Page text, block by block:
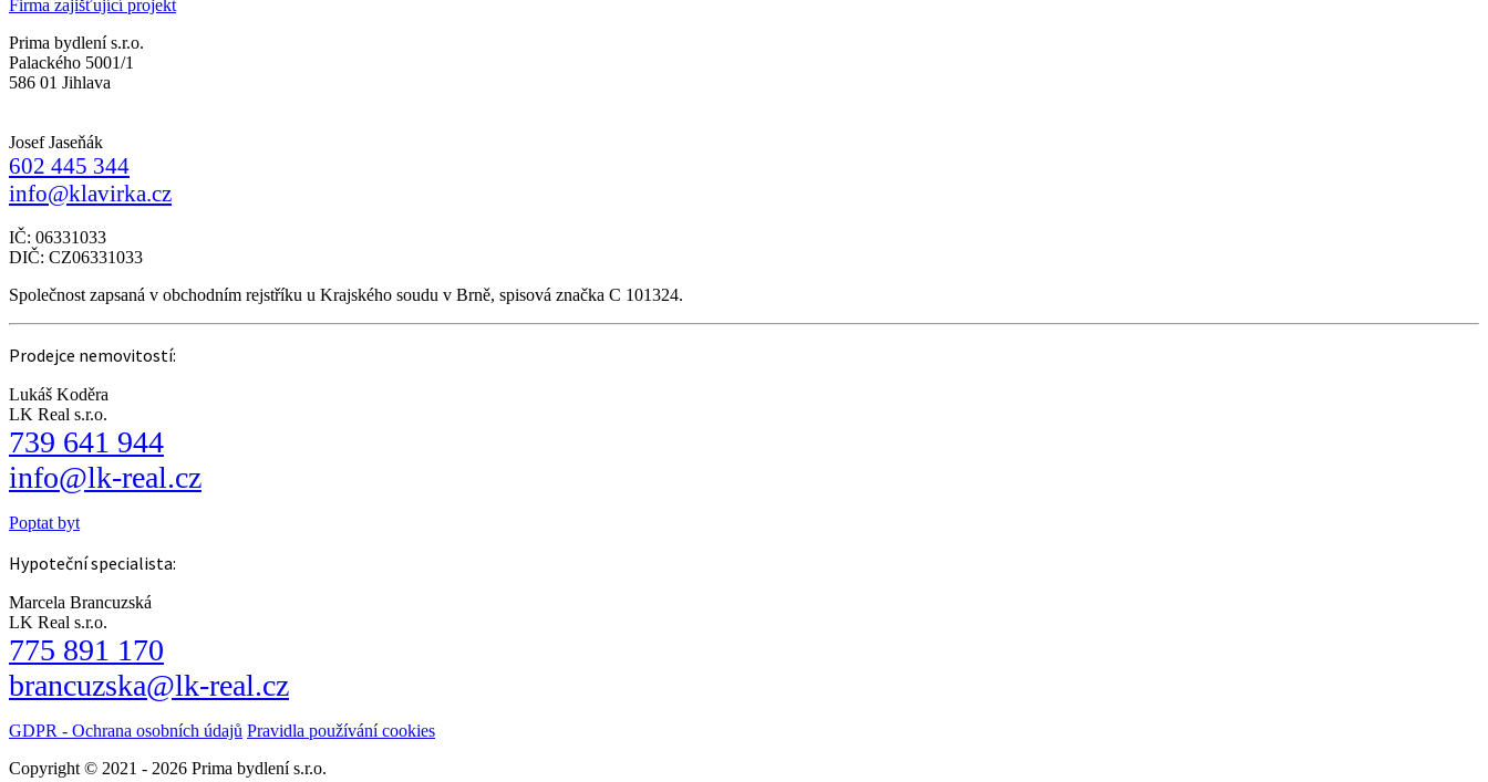
Firma zajišťující projekt
Prima bydlení s.r.o.
Palackého 5001/1
586 01 Jihlava
Josef Jaseňák
602 445 344
info@klavirka.cz
IČ: 06331033
DIČ: CZ06331033
Společnost zapsaná v obchodním rejstříku u Krajského soudu v Brně, spisová značka C 101324.
Prodejce nemovitostí:
Lukáš Koděra
LK Real s.r.o.
739 641 944
info@lk-real.cz
Poptat byt
Hypoteční specialista:
Marcela Brancuzská
LK Real s.r.o.
775 891 170
brancuzska@lk-real.cz
GDPR - Ochrana osobních údajů Pravidla používání cookies
Copyright © 2021 - 2026 Prima bydlení s.r.o.